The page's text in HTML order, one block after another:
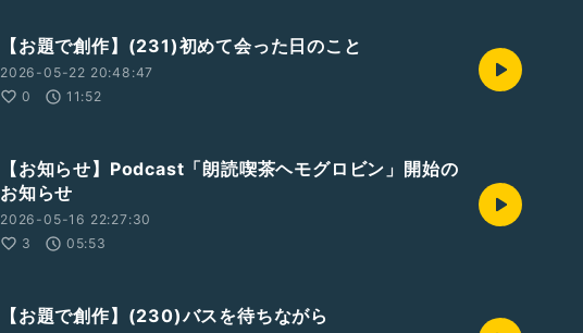
【お題で創作】(231)初めて会った日のこと
2026-05-22 20:48:47
0
11:52
【お知らせ】Podcast「朗読喫茶ヘモグロビン」開始の
お知らせ
2026-05-16 22:27:30
3
05:53
【お題で創作】(230)バスを待ちながら